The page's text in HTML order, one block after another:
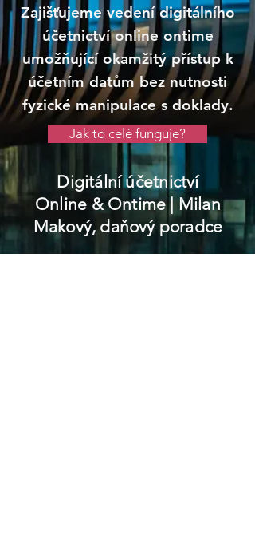
Zajišťujeme vedení digitálního
účetnictví online ontime
umožňující okamžitý přístup k
účetním datům bez nutnosti
fyzické manipulace s doklady.
Jak to celé funguje?
Digitální účetnictví
Online & Ontime| Milan
Makový, daňový poradce